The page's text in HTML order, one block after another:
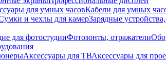
для умных часовКабели для умных
и чехлы для камерЗарядные
для фотостудииФотозонты, отражатели
Аксессуары для ТВАксессуары для